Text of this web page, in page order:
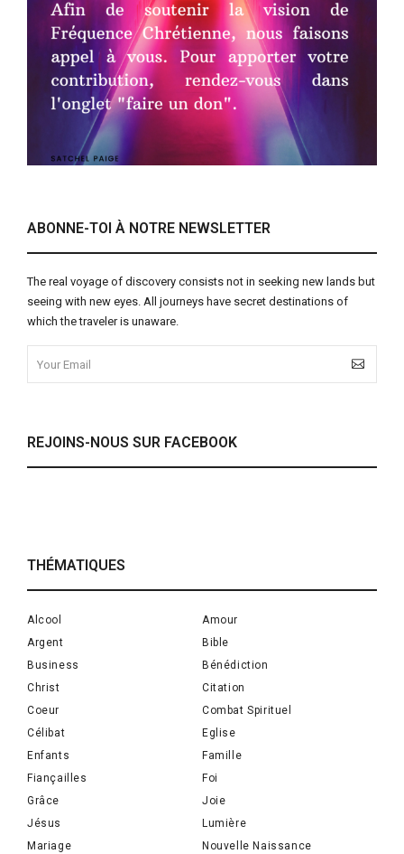
ABONNE-TOI À NOTRE NEWSLETTER
The real voyage of discovery consists not in seeking new lands but
seeing with new eyes. All journeys have secret destinations of
which the traveler is unaware.
REJOINS-NOUS SUR FACEBOOK
THÉMATIQUES
Alcool
Amour
Argent
Bible
Business
Bénédiction
Christ
Citation
Coeur
Combat Spirituel
Célibat
Eglise
Enfants
Famille
Fiançailles
Foi
Grâce
Joie
Jésus
Lumière
Mariage
Nouvelle Naissance